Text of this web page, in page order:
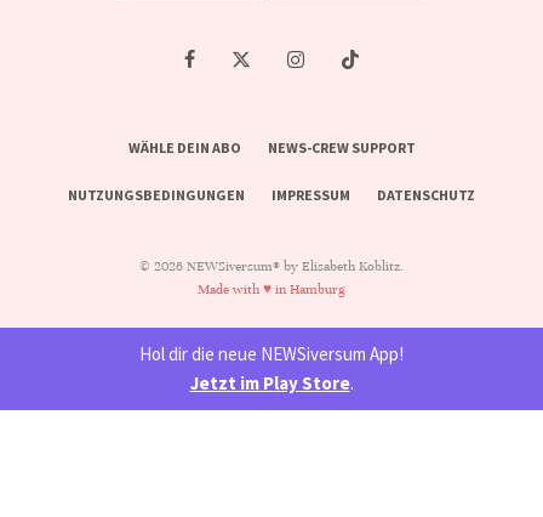
WÄHLE DEIN ABO NEWS-CREW SUPPORT
NUTZUNGSBEDINGUNGEN IMPRESSUM DATENSCHUTZ
© 2026 NEWSiversum® by Elisabeth Koblitz.
Made with ♥ in Hamburg
Hol dir die neue NEWSiversum App!
Jetzt im Play Store.